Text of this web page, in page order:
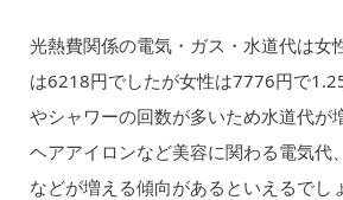
光熱費関係の電気・ガス・水道代は女
は6218円でしたが女性は7776円で
やシャワーの回数が多いため水道代が
ヘアアイロンなど美容に関わる電気代
などが増える傾向があるといえるでし